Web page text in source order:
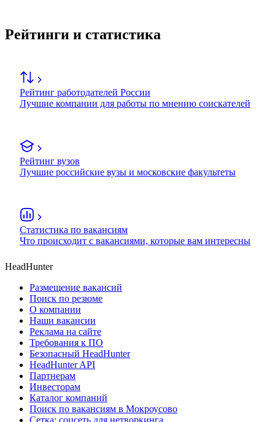
Рейтинги и статистика
Рейтинг работодателей России
Лучшие компании для работы по мнению соискателей
Рейтинг вузов
Лучшие российские вузы и московские факультеты
Статистика по вакансиям
Что происходит с вакансиями, которые вам интересны
HeadHunter
Размещение вакансий
Поиск по резюме
О компании
Наши вакансии
Реклама на сайте
Требования к ПО
Безопасный HeadHunter
HeadHunter API
Партнерам
Инвесторам
Каталог компаний
Поиск по вакансиям в Мокроусово